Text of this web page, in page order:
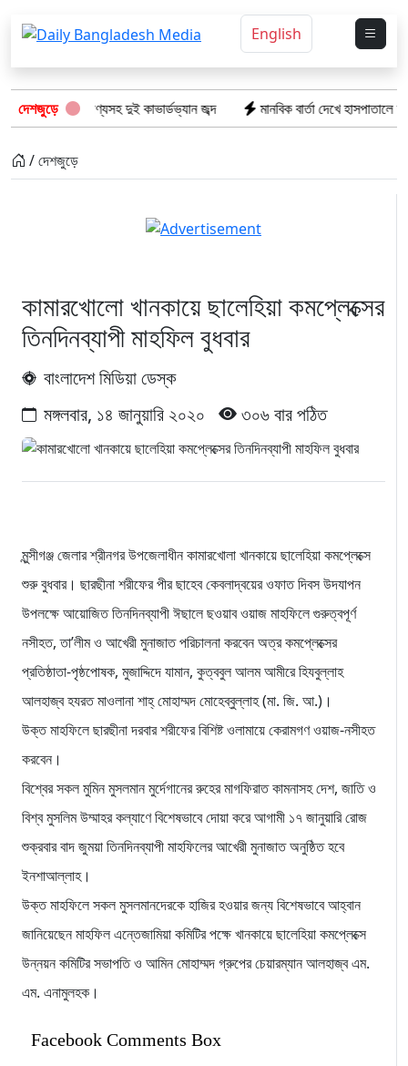
English
দেশজুড়ে
ভারতীয় পণ্যসহ দুই কাভার্ডভ্যান জব্দ মানবিক বার্তা দেখে হাসপাতালে ফখরুল
/ দেশজুড়ে
কামারখোলো খানকায়ে ছালেহিয়া কমপ্লেক্সের
তিনদিনব্যাপী মাহফিল বুধবার
বাংলাদেশ মিডিয়া ডেস্ক
মঙ্গলবার, ১৪ জানুয়ারি ২০২০
৩০৬ বার পঠিত
মুন্সীগঞ্জ জেলার শ্রীনগর উপজেলাধীন কামারখোলা খানকায়ে ছালেহিয়া কমপ্লেক্সে
শুরু বুধবার। ছারছীনা শরীফের পীর ছাহেব কেবলাদ্বয়ের ওফাত দিবস উদযাপন
উপলক্ষে আয়োজিত তিনদিনব্যাপী ঈছালে ছওয়াব ওয়াজ মাহফিলে গুরুত্বপূর্ণ
নসীহত, তা’লীম ও আখেরী মুনাজাত পরিচালনা করবেন অত্র কমপ্লেক্সের
প্রতিষ্ঠাতা-পৃষ্ঠপোষক, মুজাদ্দিদে যামান, কুত্ববুল আলম আমীরে হিযবুল্লাহ
আলহাজ্ব হযরত মাওলানা শাহ্ মোহাম্মদ মোহেব্বুল্লাহ (মা. জি. আ.)।
উক্ত মাহফিলে ছারছীনা দরবার শরীফের বিশিষ্ট ওলামায়ে কেরামগণ ওয়াজ-নসীহত
করবেন।
বিশ্বের সকল মুমিন মুসলমান মুর্দেগানের রুহের মাগফিরাত কামনাসহ দেশ, জাতি ও
বিশ্ব মুসলিম উম্মাহর কল্যাণে বিশেষভাবে দোয়া করে আগামী ১৭ জানুয়ারি রোজ
শুক্রবার বাদ জুময়া তিনদিনব্যাপী মাহফিলের আখেরী মুনাজাত অনুষ্ঠিত হবে
ইনশাআল্লাহ।
উক্ত মাহফিলে সকল মুসলমানদেরকে হাজির হওয়ার জন্য বিশেষভাবে আহ্বান
জানিয়েছেন মাহফিল এন্তেজামিয়া কমিটির পক্ষে খানকায়ে ছালেহিয়া কমপ্লেক্সে
উন্নয়ন কমিটির সভাপতি ও আমিন মোহাম্মদ গ্রুপের চেয়ারম্যান আলহাজ্ব এম.
এম. এনামুলহক।
Facebook Comments Box